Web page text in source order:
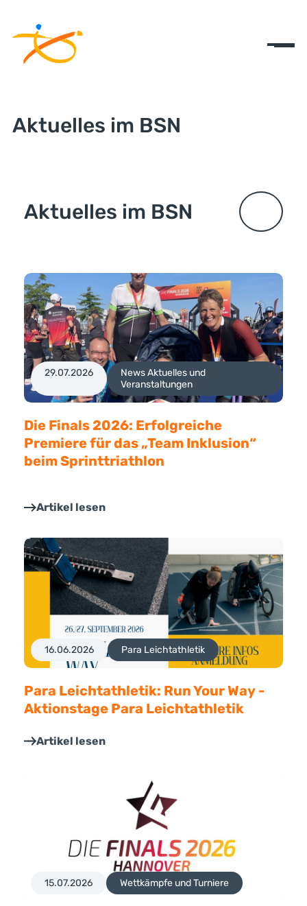
Aktuelles im BSN
Aktuelles im BSN
29.07.2026
News Aktuelles und
Veranstaltungen
Die Finals 2026: Erfolgreiche
Premiere für das „Team Inklusion“
beim Sprinttriathlon
Artikel lesen
16.06.2026 Para Leichtathletik
Para Leichtathletik: Run Your Way -
Aktionstage Para Leichtathletik
Artikel lesen
15.07.2026 Wettkämpfe und Turniere